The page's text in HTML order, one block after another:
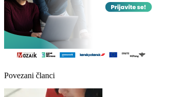
Povezani članci